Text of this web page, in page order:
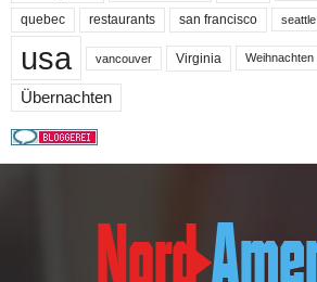
quebec restaurants san francisco seattle
usa vancouver Virginia Weihnachten
Übernachten